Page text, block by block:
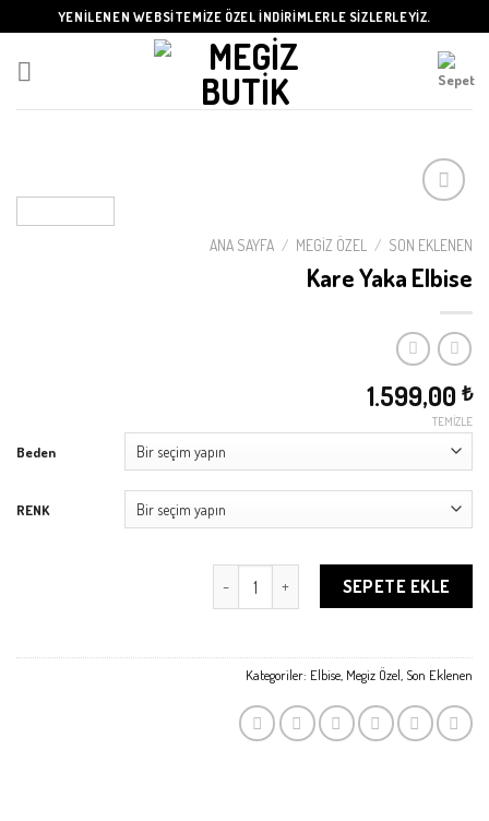
to
content
YENİLENEN WEBSİTEMİZE ÖZEL İNDİRİMLERLE SİZLERLEYİZ.
Listeme
ANA SAYFA / MEGIZ ÖZEL / SON EKLENEN
Kare Yaka Elbise
1.599,00 ₺
Beden
RENK
TEMIZLE
Kare Yaka Elbise adetSEPETE EKLE
Kategoriler: Elbise, Megiz Özel, Son Eklenen